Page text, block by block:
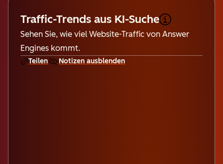
Traffic-Trends aus KI-Suche
Sehen Sie, wie viel Website-Traffic von Answer
Engines kommt.
Teilen Notizen ausblenden